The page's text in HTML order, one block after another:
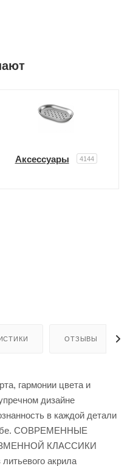
Аксессуары 4144
ОТЗЫВЫ
гармонии цвета и
дизайне
в каждой детали
СОВРЕМЕННЫЕ
КЛАССИКИ
акрила